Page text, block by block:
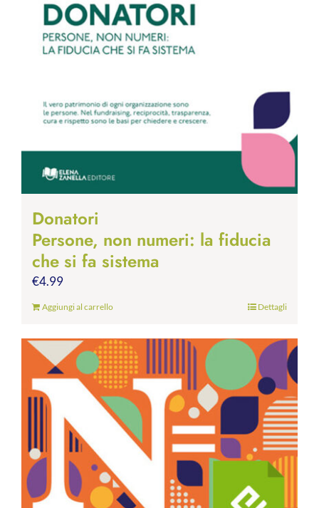
Donatori
Persone, non numeri: la fiducia
che si fa sistema
€4.99
Aggiungi al carrello Dettagli